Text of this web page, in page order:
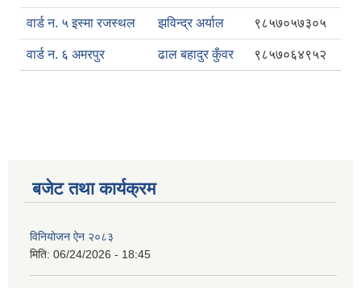
वार्ड न. ५ इस्मा रजस्थल झविन्द्र अर्याल ९८५७०५७३०५
वार्ड न. ६ अमरपुर ढाल बहादुर कुँवर ९८५७०६४९५२
बजेट तथा कार्यक्रम
विनियोजन ऐन २०८३
मिति: 06/24/2026 - 18:45